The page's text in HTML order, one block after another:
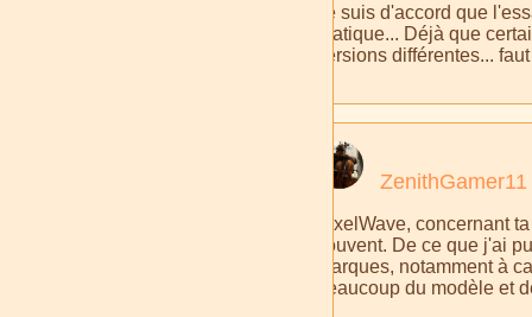
Je suis d'accord que
pratique... Déjà que
versions différentes...
ZenithGamer11
PixelWave, concernant
souvent. De ce que j'ai
marques, notamment à
beaucoup du modèle et